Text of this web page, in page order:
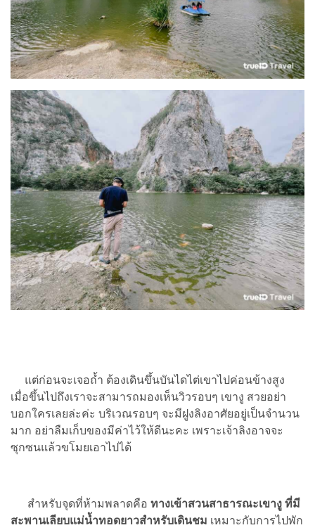
แต่ก่อนจะเจอถ้ำ ต้องเดินขึ้นบันไดไต่เขาไปค่อนข้างสูง
เมื่อขึ้นไปถึงเราจะสามารถมองเห็นวิวรอบๆ เขางู สวยอย่า
บอกใครเลยล่ะค่ะ บริเวณรอบๆ จะมีฝูงลิงอาศัยอยู่เป็นจำนวน
มาก อย่าลืมเก็บของมีค่าไว้ให้ดีนะคะ เพราะเจ้าลิงอาจจะ
ซุกซนแล้วขโมยเอาไปได้
สำหรับจุดที่ห้ามพลาดคือ ทางเข้าสวนสาธารณะเขางู ที่มี
สะพานเลียบแม่น้ำทอดยาวสำหรับเดินชม เหมาะกับการไปพัก